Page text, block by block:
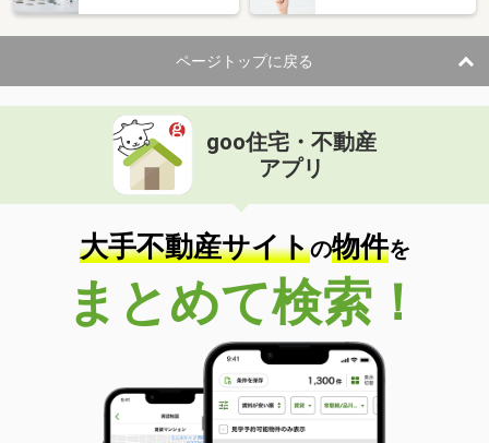
ページトップに戻る
goo住宅・不動産
アプリ
大手不動産サイトの物件を
まとめて検索！